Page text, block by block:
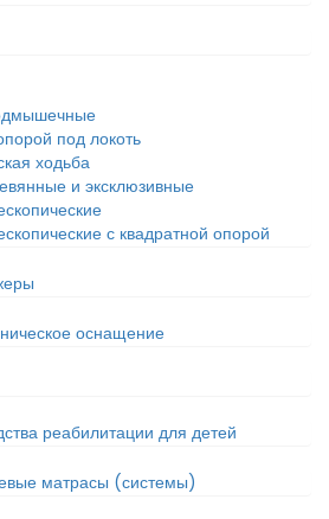
под локоть
ходьба
и эксклюзивные
с квадратной опорой
оснащение
реабилитации для детей
матрасы (системы)